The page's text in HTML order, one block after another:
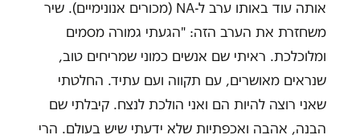
אותה עוד באותו ערב ל-NA (מכורים אנונימיים). שיר
משחזרת את הערב הזה: "הגעתי גמורה מסמים
ומלוכלכת. ראיתי שם אנשים כמוני שמריחים טוב,
שנראים מאושרים, עם תקווה ועם עתיד. החלטתי
שאני רוצה להיות הם ואני הולכת לנצח. קיבלתי שם
הבנה, אהבה ואכפתיות שלא ידעתי שיש בעולם. הרי